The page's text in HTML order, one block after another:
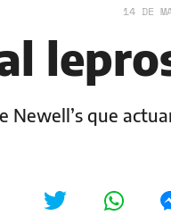
14 DE
Newell’s que